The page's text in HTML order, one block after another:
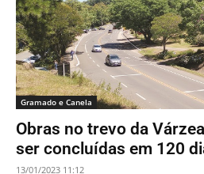
Gramado e Canela
Obras no trevo da
ser concluídas em 120
13/01/2023 11:12